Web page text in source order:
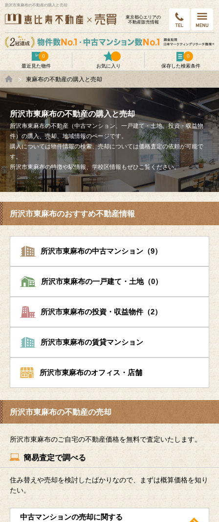
所沢市東麻布の不動産の購入と売却
東京都⼼エリアの
不動産販売情報
最近見た物件
0
お気に入り
保存した検索条件
0
東麻布の不動産の購入と売却
所沢市東麻布の不動産の購入と売却
所沢市東麻布の不動産（中古マンション、一戸建て・土地、投資・収益物
件）の購入、売却、地域情報のページです。
購入については物件情報の検索、売却については価格査定の依頼が可能で
す。
所沢市東麻布の特徴や駅情報、学校区情報もぜひご覧ください。
所沢市東麻布のおすすめ不動産情報
所沢市東麻布の中古マンション（9）
所沢市東麻布の一戸建て・土地（0）
所沢市東麻布の投資・収益物件（2）
所沢市東麻布の賃貸マンション
所沢市東麻布のオフィス・店舗
所沢市東麻布の不動産の売却
所沢市東麻布のご自宅の不動産価格を無料で査定いたします。
簡易査定で調べる
住み替えや売却を検討したばかりなので、まずは概算価格を知り
たい。
中古マンションの売却に関する